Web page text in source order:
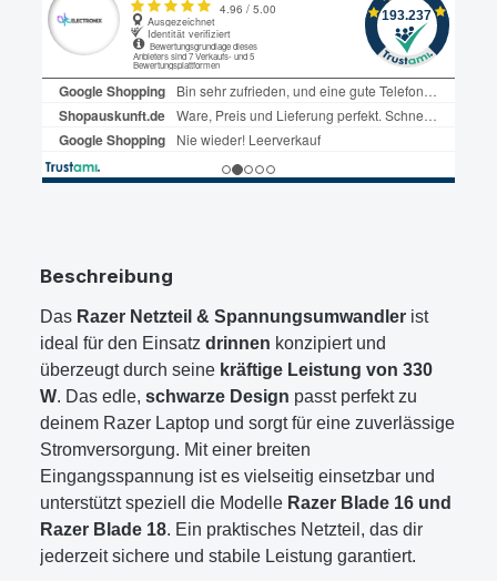
Beschreibung
Das Razer Netzteil & Spannungsumwandler ist
ideal für den Einsatz drinnen konzipiert und
überzeugt durch seine kräftige Leistung von 330
W. Das edle, schwarze Design passt perfekt zu
deinem Razer Laptop und sorgt für eine zuverlässige
Stromversorgung. Mit einer breiten
Eingangsspannung ist es vielseitig einsetzbar und
unterstützt speziell die Modelle Razer Blade 16 und
Razer Blade 18. Ein praktisches Netzteil, das dir
jederzeit sichere und stabile Leistung garantiert.